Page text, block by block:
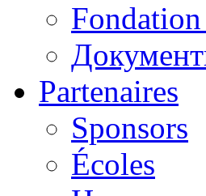
Fondation
Partenaires
Sponsors
Écoles